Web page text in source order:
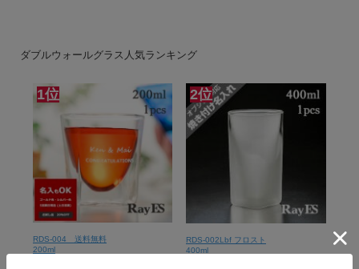
ダブルウォールグラス人気ランキング
1位
RDS-004 送料無料
200ml
2位
RDS-002Lbf フロスト
400ml